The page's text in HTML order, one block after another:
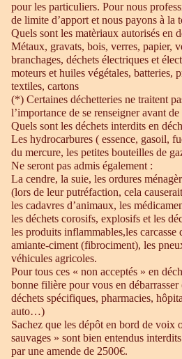
pour les particuliers. Pour nous
de limite d’apport et nous payons à la
Quels sont les matèriaux autorisés en
Métaux, gravats, bois, verres, papier,
branchages, déchets électriques et
moteurs et huiles végétales, batteries,
textiles, cartons
(*) Certaines déchetteries ne traitent
l’importance de se renseigner avant de
Quels sont les déchets interdits en
Les hydrocarbures ( essence, gasoil,
du mercure, les petites bouteilles de
Ne seront pas admis également :
La cendre, la suie, les ordures
(lors de leur putréfaction, cela
les cadavres d’animaux, les
les déchets corosifs, explosifs et les
les produits inflammables,les
amiante-ciment (fibrociment), les
véhicules agricoles.
Pour tous ces « non acceptés » en
bonne filière pour vous en débarrasser
déchets spécifiques, pharmacies,
auto…)
Sachez que les dépôt en bord de voix
sauvages » sont bien entendus
par une amende de 2500€.